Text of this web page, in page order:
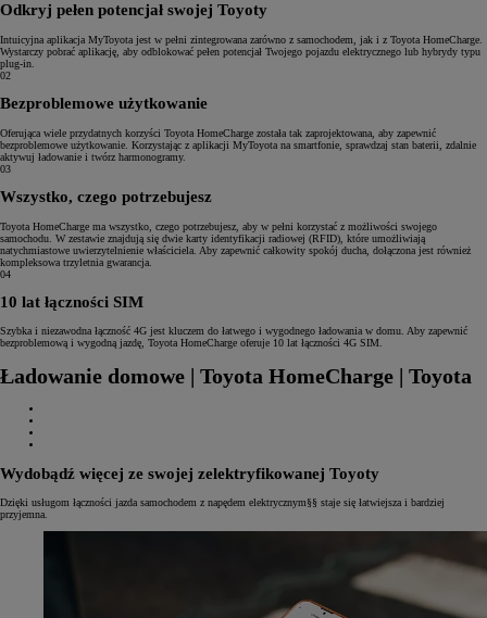
Odkryj pełen potencjał swojej Toyoty
Intuicyjna aplikacja MyToyota jest w pełni zintegrowana zarówno z samochodem, jak i z Toyota HomeCharge.
Wystarczy pobrać aplikację, aby odblokować pełen potencjał Twojego pojazdu elektrycznego lub hybrydy typu
plug-in.
02
Bezproblemowe użytkowanie
Oferująca wiele przydatnych korzyści Toyota HomeCharge została tak zaprojektowana, aby zapewnić
bezproblemowe użytkowanie. Korzystając z aplikacji MyToyota na smartfonie, sprawdzaj stan baterii, zdalnie
aktywuj ładowanie i twórz harmonogramy.
03
Wszystko, czego potrzebujesz
Toyota HomeCharge ma wszystko, czego potrzebujesz, aby w pełni korzystać z możliwości swojego
samochodu. W zestawie znajdują się dwie karty identyfikacji radiowej (RFID), które umożliwiają
natychmiastowe uwierzytelnienie właściciela. Aby zapewnić całkowity spokój ducha, dołączona jest również
kompleksowa trzyletnia gwarancja.
04
10 lat łączności SIM
Szybka i niezawodna łączność 4G jest kluczem do łatwego i wygodnego ładowania w domu. Aby zapewnić
bezproblemową i wygodną jazdę, Toyota HomeCharge oferuje 10 lat łączności 4G SIM.
Ładowanie domowe | Toyota HomeCharge | Toyota
Wydobądź więcej ze swojej zelektryfikowanej Toyoty
Dzięki usługom łączności jazda samochodem z napędem elektrycznym§§ staje się łatwiejsza i bardziej
przyjemna.